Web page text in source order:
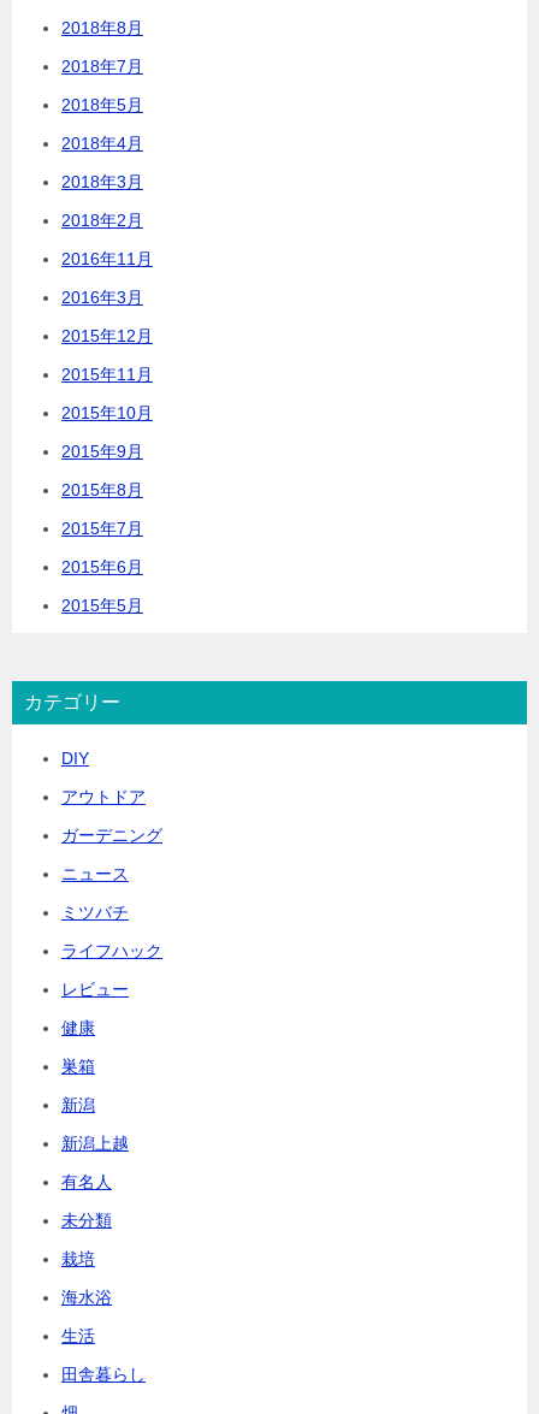
2018年8月
2018年7月
2018年5月
2018年4月
2018年3月
2018年2月
2016年11月
2016年3月
2015年12月
2015年11月
2015年10月
2015年9月
2015年8月
2015年7月
2015年6月
2015年5月
カテゴリー
DIY
アウトドア
ガーデニング
ニュース
ミツバチ
ライフハック
レビュー
健康
巣箱
新潟
新潟上越
有名人
未分類
栽培
海水浴
生活
田舎暮らし